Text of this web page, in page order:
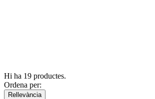
Hi ha 19 productes.
Ordena per:
Rellevància